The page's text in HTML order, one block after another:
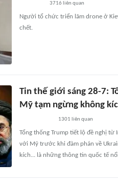
3716 liên quan
Người tổ chức triển lãm drone ở
chết.
Tin thế giới sáng 28-7:
Mỹ tạm ngừng không
1301 liên quan
Tổng thống Trump tiết lộ đề nghị từ
với Mỹ trước khi đàm phán về
kích... là những thông tin quốc tế